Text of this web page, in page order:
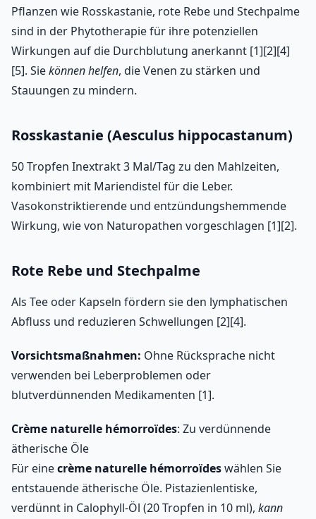
Pflanzen wie Rosskastanie, rote Rebe und Stechpalme
sind in der Phytotherapie für ihre potenziellen
Wirkungen auf die Durchblutung anerkannt [1][2][4]
[5]. Siekönnen helfen, die Venen zu stärken und
Stauungen zu mindern.
Rosskastanie (Aesculus hippocastanum)
50 Tropfen Inextrakt 3 Mal/Tag zu den Mahlzeiten,
kombiniert mit Mariendistel für die Leber.
Vasokonstriktierende und entzündungshemmende
Wirkung, wie von Naturopathen vorgeschlagen [1][2].
Rote Rebe und Stechpalme
Als Tee oder Kapseln fördern sie den lymphatischen
Abfluss und reduzieren Schwellungen [2][4].
Vorsichtsmaßnahmen: Ohne Rücksprache nicht
verwenden bei Leberproblemen oder
blutverdünnenden Medikamenten [1].
Crème naturelle hémorroïdes: Zu verdünnende
ätherische Öle
Für einecrème naturelle hémorroïdeswählen Sie
entstauende ätherische Öle. Pistazienlentiske,
verdünnt in Calophyll-Öl (20 Tropfen in 10 ml), kann